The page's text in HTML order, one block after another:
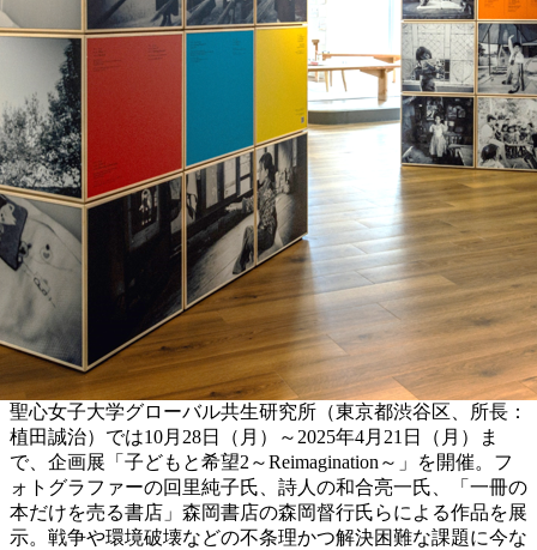
聖心女子大学グローバル共生研究所（東京都渋谷区、所長：
植田誠治）では10月28日（月）～2025年4月21日（月）ま
で、企画展「子どもと希望2～Reimagination～」を開催。フ
ォトグラファーの回里純子氏、詩人の和合亮一氏、「一冊の
本だけを売る書店」森岡書店の森岡督行氏らによる作品を展
示。戦争や環境破壊などの不条理かつ解決困難な課題に今な